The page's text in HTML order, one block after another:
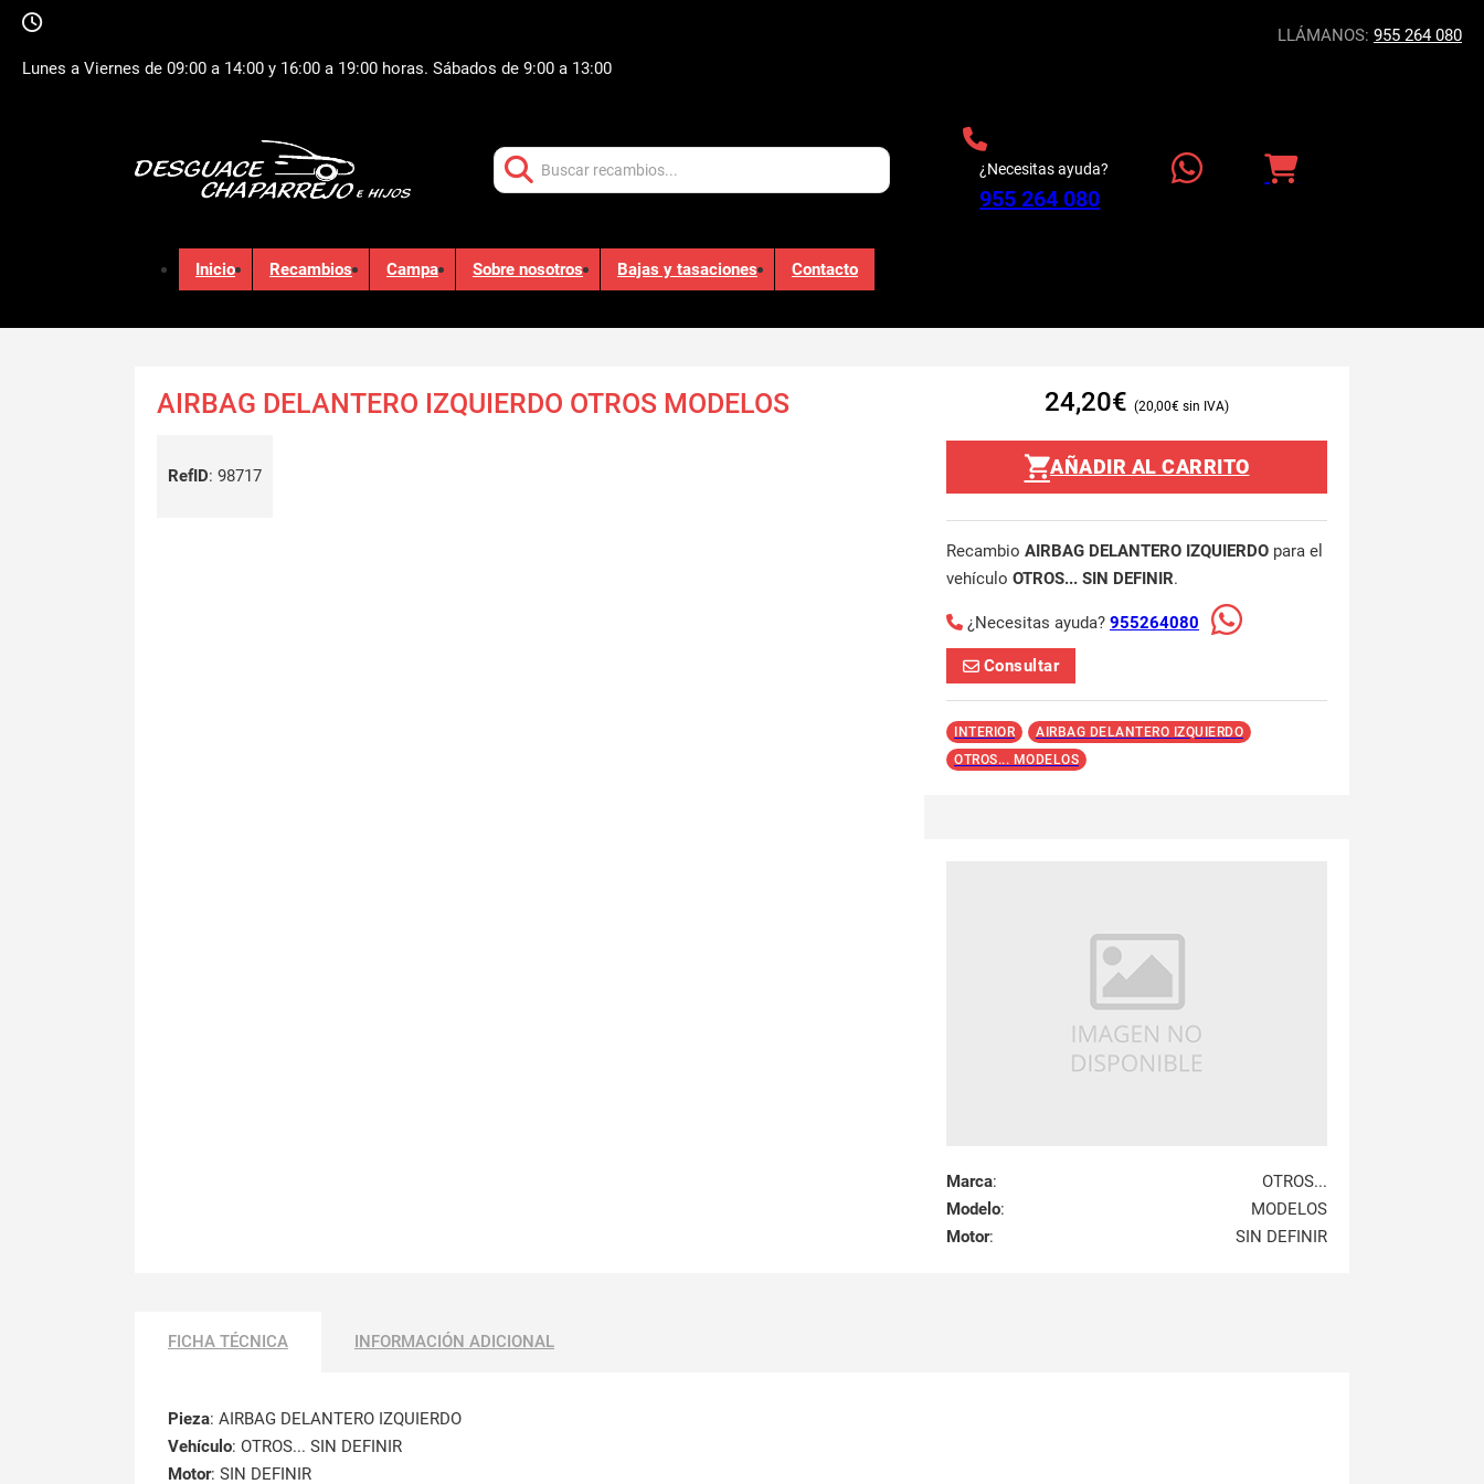
Lunes a Viernes de 09:00 a 14:00 y 16:00 a 19:00 horas. Sábados de 9:00 a 13:00
LLÁMANOS: 955 264 080
¿Necesitas ayuda?
955 264 080
Inicio Recambios Campa Sobre nosotros Bajas y tasaciones Contacto
AIRBAG DELANTERO IZQUIERDO OTROS MODELOS
RefID: 98717
24,20€ 20,00€
AÑADIR AL CARRITO
Recambio AIRBAG DELANTERO IZQUIERDO para el
vehículo OTROS... SIN DEFINIR.
¿Necesitas ayuda? 955264080
Consultar
INTERIOR
AIRBAG DELANTERO IZQUIERDO
OTROS... MODELOS
Marca:
OTROS...
Modelo:
MODELOS
Motor: SIN DEFINIR
FICHA TÉCNICA INFORMACIÓN ADICIONAL
Pieza: AIRBAG DELANTERO IZQUIERDO
Vehículo: OTROS... SIN DEFINIR
Motor: SIN DEFINIR